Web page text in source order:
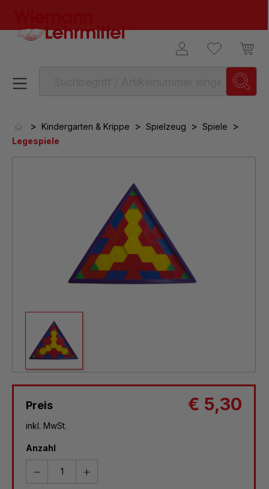
> Kindergarten & Krippe > Spielzeug > Spiele >
Legespiele
Preis € 5,30
inkl. MwSt.
Anzahl